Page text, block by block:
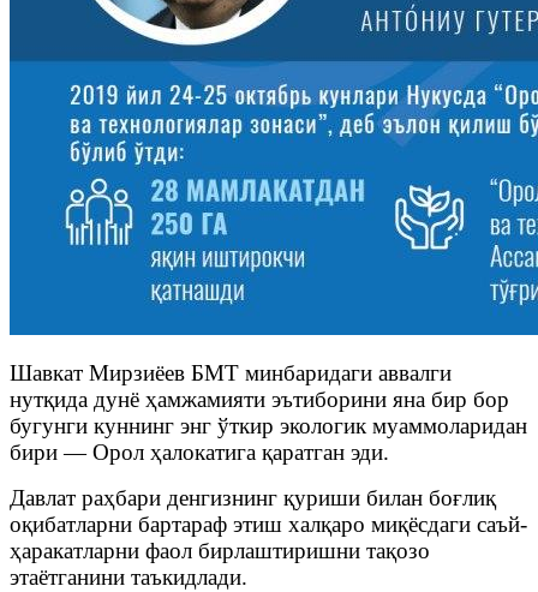
Шавкат Мирзиёев БМТ минбаридаги аввалги
нутқида дунё ҳамжамияти эътиборини яна бир бор
бугунги куннинг энг ўткир экологик муаммоларидан
бири — Орол ҳалокатига қаратган эди.
Давлат раҳбари денгизнинг қуриши билан боғлиқ
оқибатларни бартараф этиш халқаро миқёсдаги саъй-
ҳаракатларни фаол бирлаштиришни тақозо
этаётганини таъкидлади.